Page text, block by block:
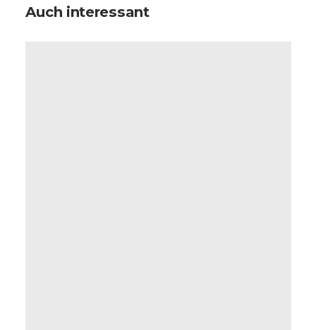
Auch interessant